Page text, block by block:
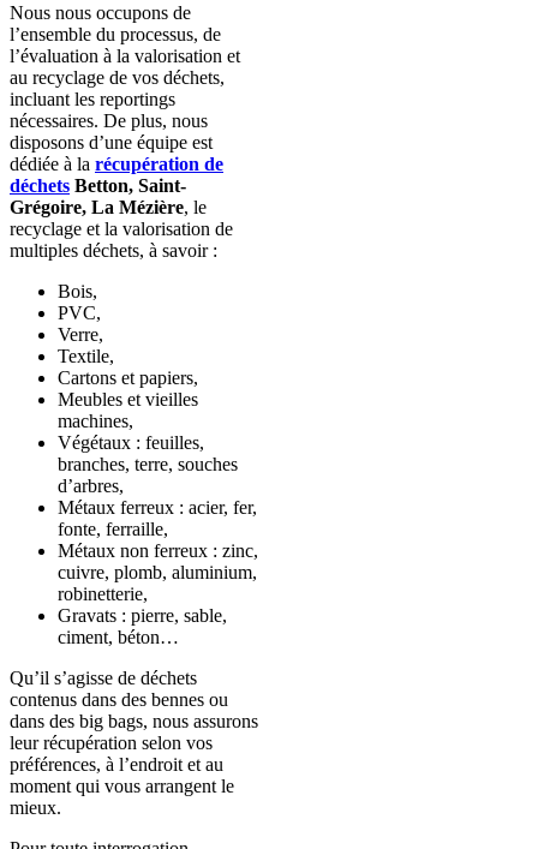
Nous nous occupons de
l’ensemble du processus, de
l’évaluation à la valorisation et
au recyclage de vos déchets,
incluant les reportings
nécessaires. De plus, nous
disposons d’une équipe est
dédiée à la récupération de
déchets Betton, Saint-
Grégoire, La Mézière, le
recyclage et la valorisation de
multiples déchets, à savoir :
Bois,
PVC,
Verre,
Textile,
Cartons et papiers,
Meubles et vieilles
machines,
Végétaux : feuilles,
branches, terre, souches
d’arbres,
Métaux ferreux : acier, fer,
fonte, ferraille,
Métaux non ferreux : zinc,
cuivre, plomb, aluminium,
robinetterie,
Gravats : pierre, sable,
ciment, béton…
Qu’il s’agisse de déchets
contenus dans des bennes ou
dans des big bags, nous assurons
leur récupération selon vos
préférences, à l’endroit et au
moment qui vous arrangent le
mieux.